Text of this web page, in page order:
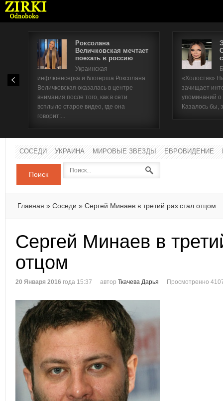
Роксолана
Величковская мечтает
поехать в россию
Украинская
инфлюенсерка и блогерша Роксолана
Величковская оказалась в центре
внимания после того, как в сети
всплыло старое видео, где она
говорит:...
«Холостяк»
зачищает
упоминаний
Казалось бы,
СОСЕДИ УКРАИНА МИРОВЫЕ ЗВЕЗДЫ ЕВРОВИДЕНИЕ
Поиск
Главная » Соседи » Сергей Минаев в третий раз стал отцом
Сергей Минаев в
отцом
20 Января 2016 года 15:37 автор Ткачева Дарья Просмотренно
Имя